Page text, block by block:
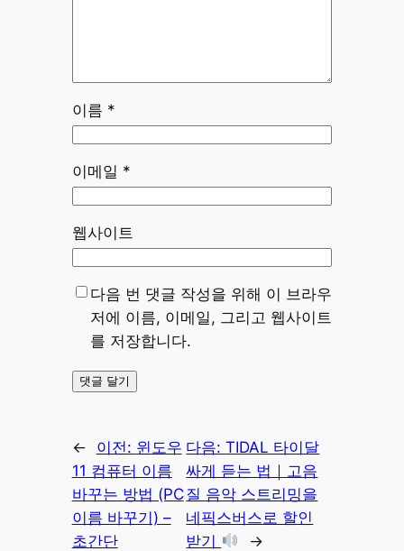
이름 *
이메일 *
웹사이트
다음 번 댓글 작성을 위해 이 브라우
저에 이름, 이메일, 그리고 웹사이트
를 저장합니다.
← 이전: 윈도우
11 컴퓨터 이름
바꾸는 방법 (PC
이름 바꾸기) –
초간단
다음:TIDAL 타이달
싸게 듣는 법｜고음
질 음악 스트리밍을
네픽스버스로 할인
받기
→